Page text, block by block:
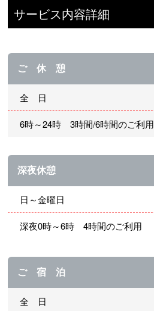
サービス内容詳細
ご 休 憩
全 日
6時～24時 3時間/6時間のご利用
深夜休憩
日～金曜日
深夜0時～6時 4時間のご利用
ご 宿 泊
全 日